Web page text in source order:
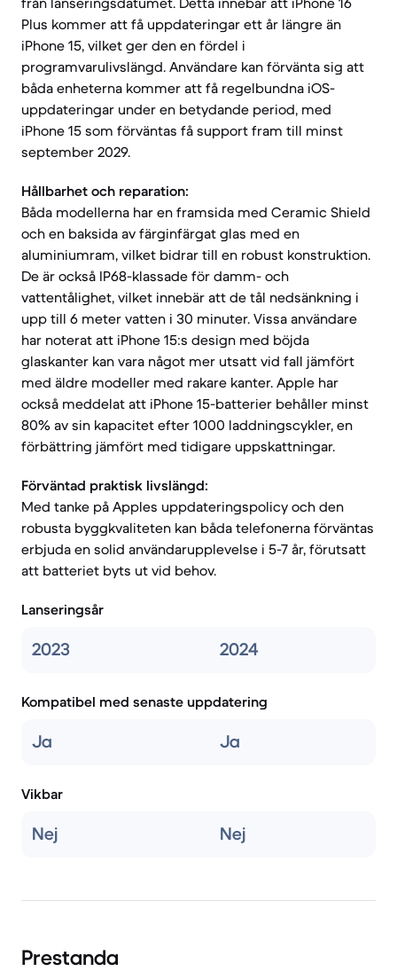
Plus kommer att få uppdateringar ett år längre än
iPhone 15, vilket ger den en fördel i
programvarulivslängd. Användare kan förvänta sig att
båda enheterna kommer att få regelbundna iOS-
uppdateringar under en betydande period, med
iPhone 15 som förväntas få support fram till minst
september 2029.
Hållbarhet och reparation:
Båda modellerna har en framsida med Ceramic Shield
och en baksida av färginfärgat glas med en
aluminiumram, vilket bidrar till en robust konstruktion.
De är också IP68-klassade för damm- och
vattentålighet, vilket innebär att de tål nedsänkning i
upp till 6 meter vatten i 30 minuter. Vissa användare
har noterat att iPhone 15:s design med böjda
glaskanter kan vara något mer utsatt vid fall jämfört
med äldre modeller med rakare kanter. Apple har
också meddelat att iPhone 15-batterier behåller minst
80% av sin kapacitet efter 1000 laddningscykler, en
förbättring jämfört med tidigare uppskattningar.
Förväntad praktisk livslängd:
Med tanke på Apples uppdateringspolicy och den
robusta byggkvaliteten kan båda telefonerna förväntas
erbjuda en solid användarupplevelse i 5-7 år, förutsatt
att batteriet byts ut vid behov.
Lanseringsår
2023 2024
Kompatibel med senaste uppdatering
Ja Ja
Vikbar
Nej Nej
Prestanda